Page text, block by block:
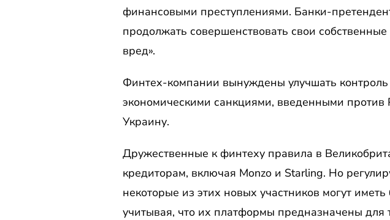
финансовыми преступлениями. Банки-
продолжать совершенствовать свои
вред».
Финтех-компании вынуждены улучшать
экономическими санкциями, введенными
Украину.
Дружественные к финтеху правила в
кредиторам, включая Monzo и Starling. Но
некоторые из этих новых участников могут
учитывая, что их платформы предназначены для